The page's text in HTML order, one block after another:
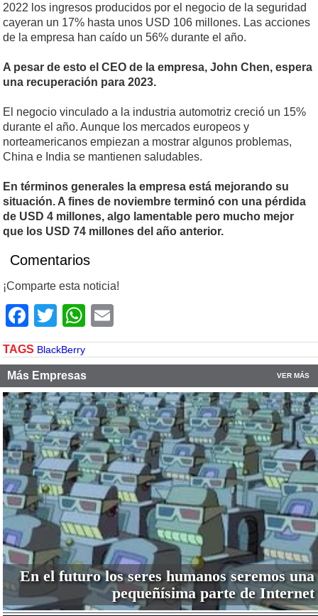
2022 los ingresos producidos por el negocio de la seguridad
cayeran un 17% hasta unos USD 106 millones. Las acciones
de la empresa han caído un 56% durante el año.
A pesar de esto el CEO de la empresa, John Chen, espera
una recuperación para 2023.
El negocio vinculado a la industria automotriz creció un 15%
durante el año. Aunque los mercados europeos y
norteamericanos empiezan a mostrar algunos problemas,
China e India se mantienen saludables.
En términos generales la empresa está mejorando su
situación. A fines de noviembre terminó con una pérdida
de USD 4 millones, algo lamentable pero mucho mejor
que los USD 74 millones del año anterior.
Comentarios
¡Comparte esta noticia!
Facebook
TwitterWhatsApp
TAGS BlackBerry
Más Empresas VER MÁS
En el futuro los seres humanos seremos una
pequeñísima parte de Internet